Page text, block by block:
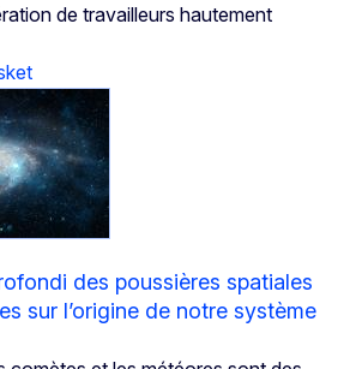
de travailleurs hautement
des poussières spatiales
sur l’origine de notre système